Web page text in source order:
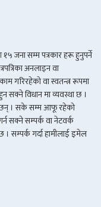
जना सम्म पत्रकार हरू हुनुपर्ने
अनलाइन वा
गरिरहेको वा स्वतन्त्र रूपमा
सक्ने विधान मा व्यवस्था छ ।
छन् । सके सम्म आफू रहेको
सक्ने सम्पर्क वा नेटवर्क
। सम्पर्क गर्दा हामीलाई इमेल